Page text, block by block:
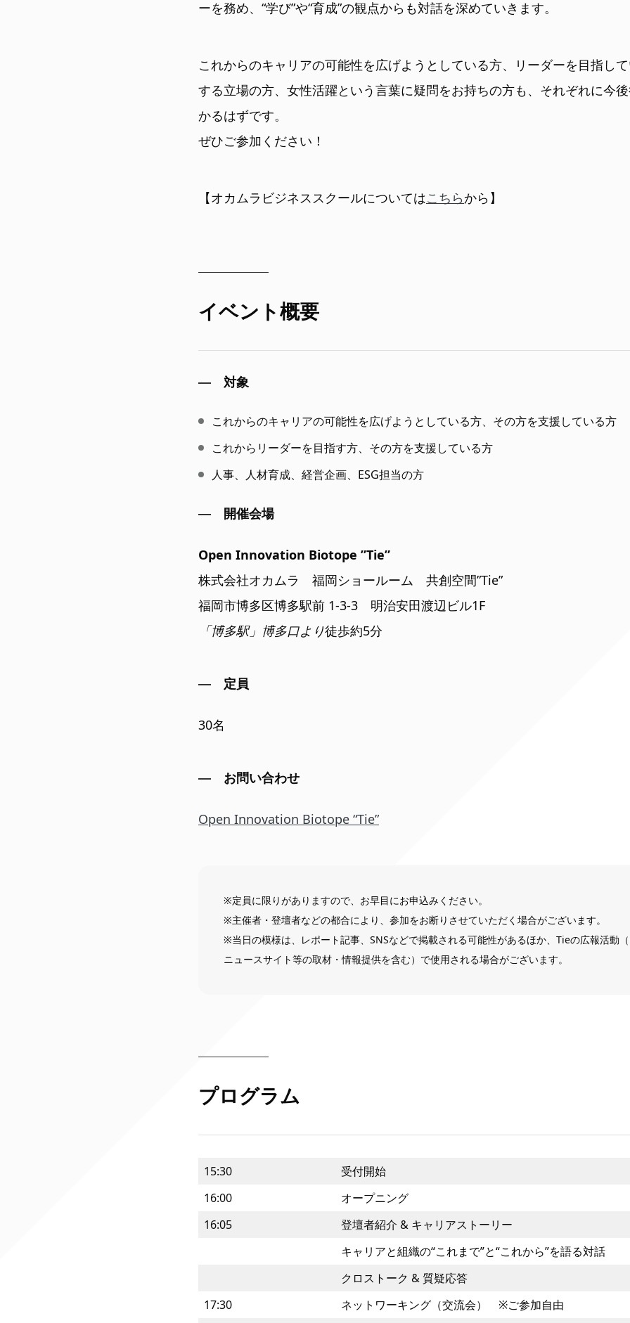
ーを務め、“学び”や“育成”の観点からも対話を深めていきます。
これからのキャリアの可能性を広げようとしている方、リーダーを目指し
する立場の方、女性活躍という言葉に疑問をお持ちの方も、それぞれに今
かるはずです。
ぜひご参加ください！
【オカムラビジネススクールについてはこちらから】
イベント概要
対象
これからのキャリアの可能性を広げようとしている方、その方を支援している方
これからリーダーを目指す方、その方を支援している方
人事、人材育成、経営企画、ESG担当の方
開催会場
Open Innovation Biotope ”Tie”
株式会社オカムラ 福岡ショールーム 共創空間”Tie”
福岡市博多区博多駅前 1-3-3 明治安田渡辺ビル1F
「博多駅」博多口より徒歩約5分
定員
30名
お問い合わせ
Open Innovation Biotope “Tie”
※定員に限りがありますので、お早目にお申込みください。
※主催者・登壇者などの都合により、参加をお断りさせていただく場合がございます。
※当日の模様は、レポート記事、SNSなどで掲載される可能性があるほか、Tieの広報活動（
ニュースサイト等の取材・情報提供を含む）で使用される場合がございます。
プログラム
15:30
受付開始
16:00
オープニング
16:05
登壇者紹介 & キャリアストーリー
キャリアと組織の“これまで”と“これから”を語る対話
クロストーク & 質疑応答
17:30
ネットワーキング（交流会） ※ご参加自由